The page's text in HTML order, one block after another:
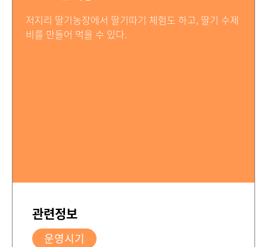
저지리 딸기농장에서 딸기따기 체험도 하고, 딸기 수제
비를 만들어 먹을 수 있다.
관련정보
운영시기